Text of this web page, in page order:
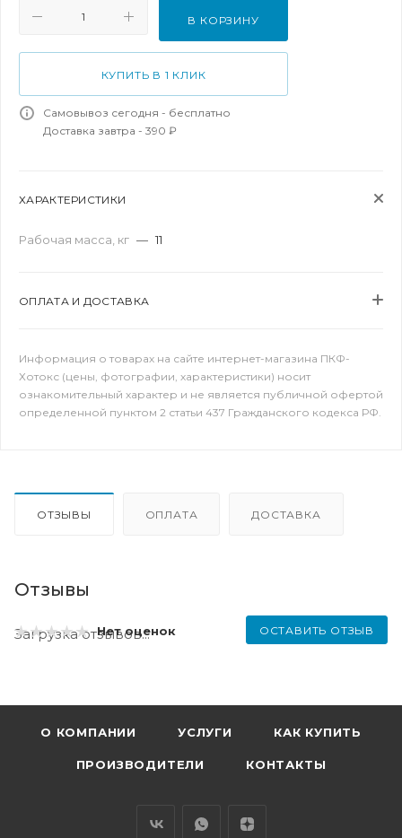
В КОРЗИНУ
КУПИТЬ В 1 КЛИК
Самовывоз сегодня - бесплатно
Доставка завтра - 390 ₽
ХАРАКТЕРИСТИКИ
Рабочая масса, кг — 11
ОПЛАТА И ДОСТАВКА
Информация о товарах на сайте интернет-магазина ПКФ-
Хотокс (цены, фотографии, характеристики) носит
ознакомительный характер и не является публичной офертой
определенной пунктом 2 статьи 437 Гражданского кодекса РФ.
ОТЗЫВЫ ОПЛАТА ДОСТАВКА
Отзывы
Нет оценок ОСТАВИТЬ ОТЗЫВ
Загрузка отзывов...
О КОМПАНИИ УСЛУГИ КАК КУПИТЬ
ПРОИЗВОДИТЕЛИ КОНТАКТЫ